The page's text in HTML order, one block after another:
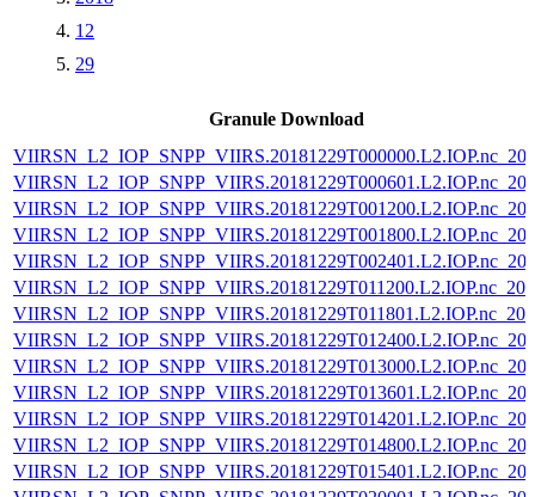
12
29
Granule Download